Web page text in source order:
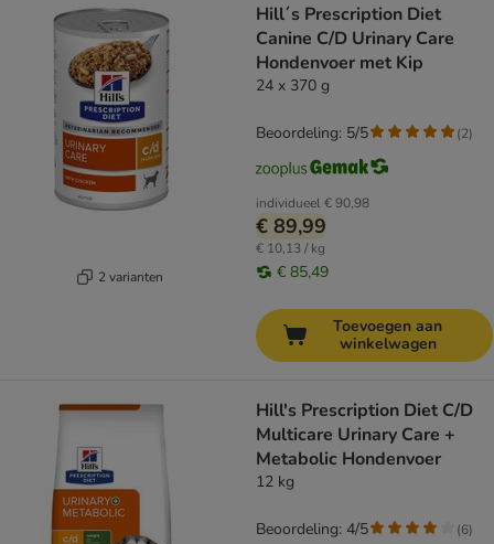
2 varianten
Hill´s Prescription Diet
Canine C/D Urinary Care
Hondenvoer met Kip
24 x 370 g
individueel€ 90,98
€ 89,99
€ 10,13 / kg
€ 85,49
Beoordeling: 5/5 (2)
Toevoegen aan
winkelwagen
Hill's Prescription Diet C/D
Multicare Urinary Care +
Metabolic Hondenvoer
12 kg
Beoordeling: 4/5 (6)